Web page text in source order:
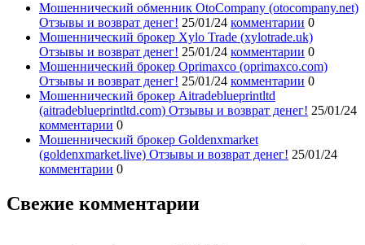
Мошеннический обменник OtoCompany (otocompany.net)
Отзывы и возврат денег! 25/01/24 комментарии 0
Мошеннический брокер Xylo Trade (xylotrade.uk)
Отзывы и возврат денег! 25/01/24 комментарии 0
Мошеннический брокер Oprimaxco (oprimaxco.com)
Отзывы и возврат денег! 25/01/24 комментарии 0
Мошеннический брокер Aitradeblueprintltd
(aitradeblueprintltd.com) Отзывы и возврат денег! 25/01/24
комментарии 0
Мошеннический брокер Goldenxmarket
(goldenxmarket.live) Отзывы и возврат денег! 25/01/24
комментарии 0
Свежие комментарии